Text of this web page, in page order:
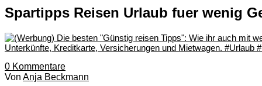
Spartipps Reisen Urlaub fuer wenig
0 Kommentare
Von Anja Beckmann